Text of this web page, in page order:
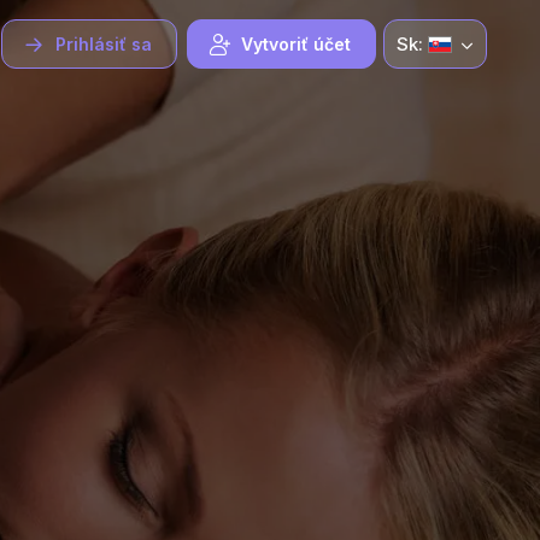
Prihlásiť sa Vytvoriť účet Sk: